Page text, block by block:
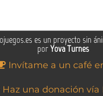
es un proyecto sin
porYova Turnes
Invítame a un café
Haz una donación vía